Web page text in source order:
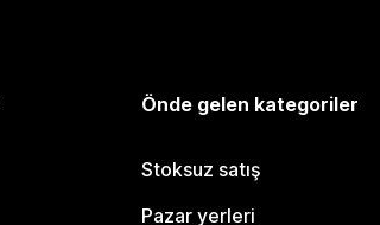
Önde gelen kategoriler
Stoksuz satış
Pazar yerleri